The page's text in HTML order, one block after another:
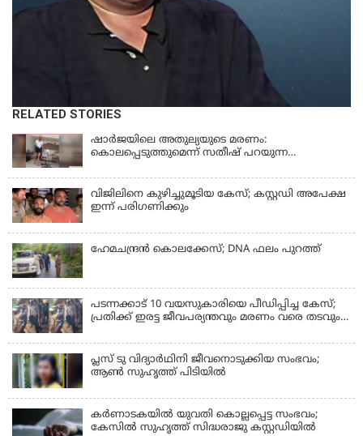
RELATED STORIES
ഷാർജയിലെ അതുല്യയുടെ മരണം:
കൊലപ്പെടുത്തുമെന്ന് സതീഷ് പറയുന്ന
വിജിലിനെ കുഴിച്ചുമൂടിയ കേസ്; കസ്റ്റഡി അപേക്ഷ
ഇന്ന് പരിഗണിക്കും
ഹേമചന്ദ്രൻ കൊലക്കേസ്; DNA ഫലം പുറത്ത്
പടന്നക്കാട് 10 വയസുകാരിയെ പീഡിപ്പിച്ച കേസ്;
പ്രതിക്ക് ഇരട്ട ജീവപര്യന്തവും മരണം വരെ തടവും
പ്ലസ് ടു വിദ്യാര്‍ഥിനി ജീവനൊടുക്കിയ സംഭവം;
ആണ്‍ സുഹൃത്ത് പിടിയില്‍
കര്‍ണാടകയില്‍ യുവതി കൊല്ലപ്പെട്ട സംഭവം;
കേസില്‍ സുഹൃത്ത് സിദ്ധരാജു കസ്റ്റഡിയില്‍